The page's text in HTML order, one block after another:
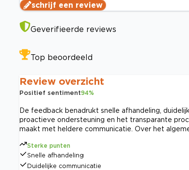
schrijf een review
Geverifieerde reviews
Top beoordeeld
Review overzicht
Positief sentiment94%
De feedback benadrukt snelle afhandeling,
proactieve ondersteuning en het transparante
maakt met heldere communicatie. Over het
Sterke punten
Snelle afhandeling
Duidelijke communicatie